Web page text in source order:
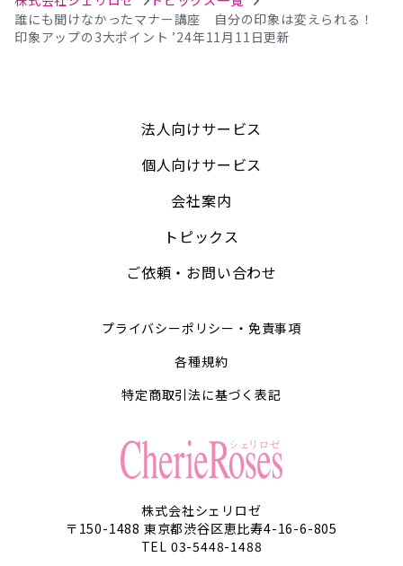
誰にも聞けなかったマナー講座 自分の印象は変えられる！
印象アップの3大ポイント ’24年11月11日更新
法人向けサービス
個人向けサービス
会社案内
トピックス
ご依頼・お問い合わせ
プライバシーポリシー・免責事項
各種規約
特定商取引法に基づく表記
株式会社シェリロゼ
〒150-1488 東京都渋谷区恵比寿4-16-6-805
TEL 03-5448-1488